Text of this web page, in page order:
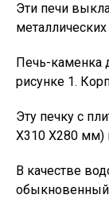
Эти печи
металлических
Печь-каменка
рисунке 1.
Эту печку с
Х310 Х280 мм)
В качестве
обыкновенный